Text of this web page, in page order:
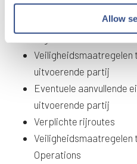
Allow
Van toepassing zijnde
Veiligheidsmaatregelen
uitvoerende partij
Eventuele aanvullende
uitvoerende partij
Verplichte rijroutes
Veiligheidsmaatregelen
Operations